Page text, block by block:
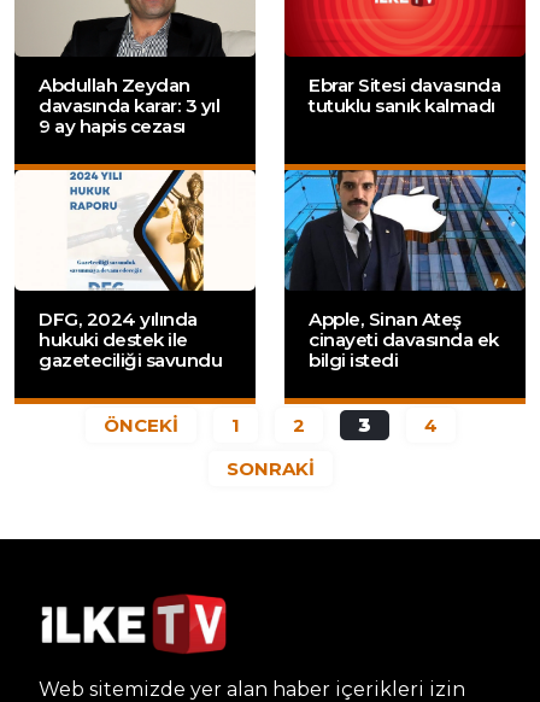
Abdullah Zeydan
davasında karar: 3 yıl
9 ay hapis cezası
Ebrar Sitesi davasında
tutuklu sanık kalmadı
DFG, 2024 yılında
hukuki destek ile
gazeteciliği savundu
Apple, Sinan Ateş
cinayeti davasında ek
bilgi istedi
ÖNCEKİ 1 2 3
4
SONRAKİ
Web sitemizde yer alan haber içerikleri izin